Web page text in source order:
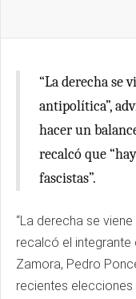
“La derecha se
antipolítica”,
hacer un
recalcó que
fascistas”.
“La derecha se
recalcó el integrante
Zamora, Pedro
recientes